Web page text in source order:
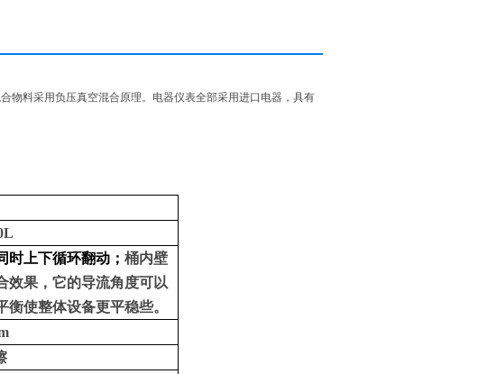
物料采用负压真空混合原理。电器仪表全部采用进口电器，具有
时上下循环翻动； 桶内壁
效果，它的导流角度可以
使整体设备更平稳些。